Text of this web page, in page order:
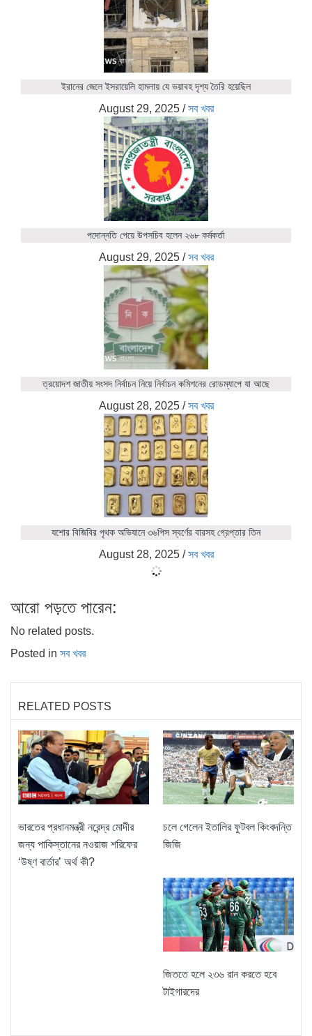
ইরানের জেলে ইসরায়েলি হামলায় যে ভয়াবহ দৃশ্য তৈরি হয়েছিল
August 29, 2025/সব খবর
পদোন্নতি পেয়ে উপসচিব হলেন ২৬৮ কর্মকর্তা
August 29, 2025/সব খবর
ত্রয়োদশ জাতীয় সংসদ নির্বাচন নিয়ে নির্বাচন কমিশনের রোডম্যাপে যা আছে
August 28, 2025/সব খবর
যশোর বিজিবির পৃথক অভিযানে ৩৬পিস স্বর্ণের বারসহ গ্রেপ্তার তিন
August 28, 2025/সব খবর
আরো পড়তে পারেন:
No related posts.
Posted in সব খবর
RELATED POSTS
ভারতের প্রধানমন্ত্রী নরেন্দ্র মোদীর
জন্য পাকিস্তানের নওয়াজ শরিফের
‘উষ্ণ বার্তার’ অর্থ কী?
চলে গেলেন ইতালির ফুটবল কিংবদন্তি
জিজি
জিততে হলে ২৩৬ রান করতে হবে
টাইগারদের